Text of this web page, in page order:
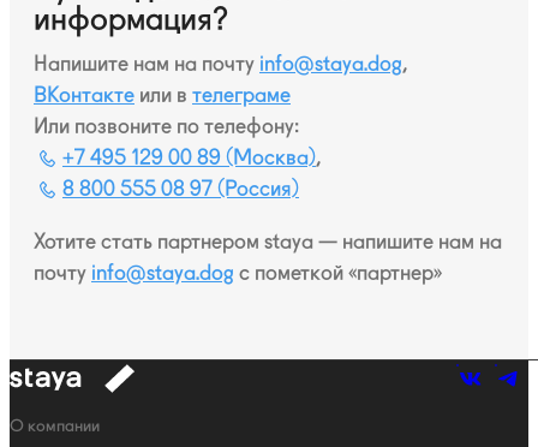
информация?
Напишите нам на почту info@staya.dog,
ВКонтакте или в телеграмe
Или позвоните по телефону:
+7 495 129 00 89 (Москва),
8 800 555 08 97 (Россия)
Хотите стать партнером staya — напишите нам на
почту info@staya.dog с пометкой «партнер»
к
Навигация
О компании